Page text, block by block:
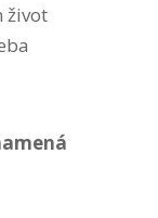
život